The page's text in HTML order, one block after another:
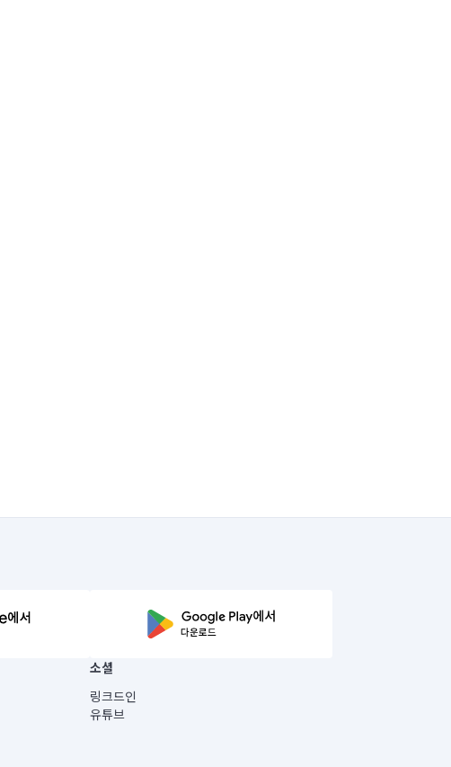
소셜
링크드인
유튜브